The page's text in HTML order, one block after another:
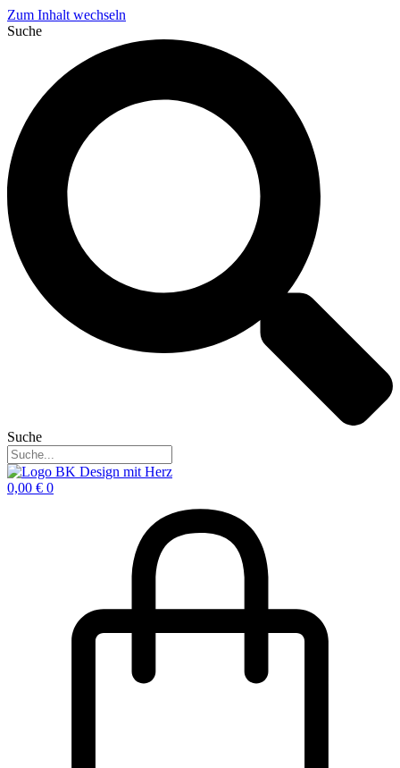
Zum Inhalt wechseln
Suche
Suche
0,00 € 0